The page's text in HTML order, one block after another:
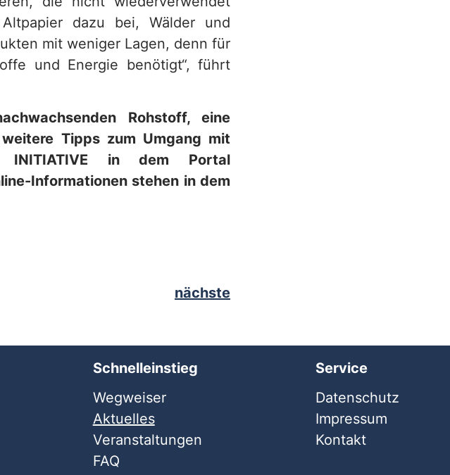
dazu bei, Wälder und
mit weniger Lagen, denn für
und Energie benötigt“, führt
Rohstoff, eine
Tipps zum Umgang mit
INITIATIVE in dem Portal
Informationen stehen in dem
nächste
Schnelleinstieg
Wegweiser
Aktuelles
Veranstaltungen
FAQ
Service
Datenschutz
Impressum
Kontakt